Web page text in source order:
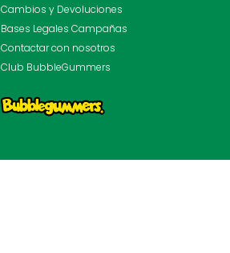
Cambios y Devoluciones
Bases Legales Campañas
Contactar con nosotros
Club BubbleGummers